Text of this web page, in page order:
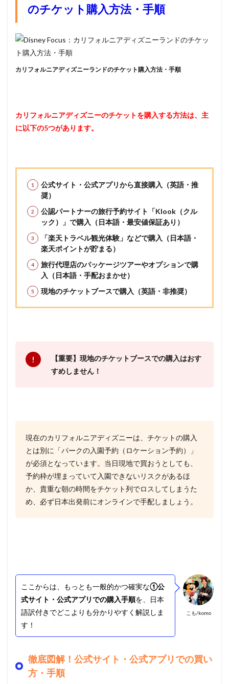
のチケット購入方法・手順
カリフォルニアディズニーランドのチケット購入方法・手順
カリフォルニアディズニーのチケットを購入する方法は、主
に以下の5つがあります。
公式サイト・公式アプリから直接購入（英語・推
奨）
公認パートナーの旅行予約サイト「Klook（クル
ック）」で購入（日本語・最安値保証あり）
「楽天トラベル観光体験」などで購入（日本語・
楽天ポイントが貯まる）
旅行代理店のパッケージツアーやオプションで購
入（日本語・手配おまかせ）
現地のチケットブースで購入（英語・非推奨）
【重要】現地のチケットブースでの購入はおす
すめしません！
現在のカリフォルニアディズニーは、チケットの購入
とは別に「パークの入園予約（ロケーション予約）」
が必須となっています。当日現地で買おうとしても、
予約枠が埋まっていて入園できないリスクがあるほ
か、貴重な朝の時間をチケット列でロスしてしまうた
め、必ず日本出発前にオンラインで手配しましょう。
こも/komo
ここからは、もっとも一般的かつ確実な①公
式サイト・公式アプリでの購入手順を、日本
語訳付きでどこよりも分かりやすく解説しま
す！
徹底図解！公式サイト・公式アプリでの買い
方・手順